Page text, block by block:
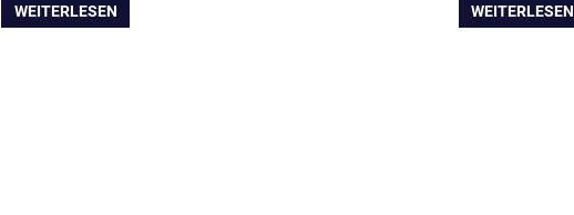
WEITERLESEN WEITERLESEN